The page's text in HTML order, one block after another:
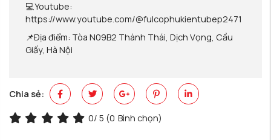
💻Youtube:
https://www.youtube.com/@fulcophukientubep2471
📌Địa điểm: Tòa N09B2 Thành Thái, Dịch Vọng, Cầu
Giấy, Hà Nội
Chia sẻ:
0/ 5 (0 Bình chọn)